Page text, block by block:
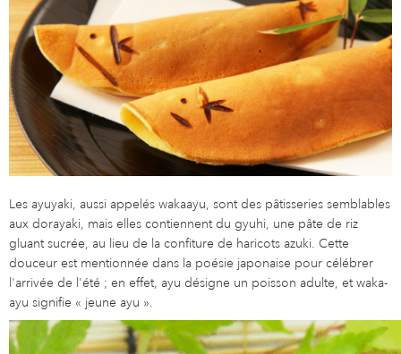
Les ayuyaki, aussi appelés wakaayu, sont des pâtisseries semblables
aux dorayaki, mais elles contiennent du gyuhi, une pâte de riz
gluant sucrée, au lieu de la confiture de haricots azuki. Cette
douceur est mentionnée dans la poésie japonaise pour célébrer
l'arrivée de l'été ; en effet, ayu désigne un poisson adulte, et waka-
ayu signifie « jeune ayu ».